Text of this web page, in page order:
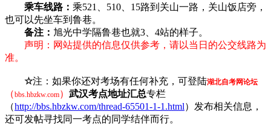
乘车线路： 乘521、510、15路到关山一路，关山饭店旁，
也可以先坐车到鲁巷。
备注： 旭光中学隔鲁巷也就3、4站的样子。
声明：网站提供的信息仅供参考，请以当日的公交线路为
准。
☆注：如果你还对考场有任何补充，可登陆湖北自考网论坛
（bbs.hbzkw.com） 武汉考点地址汇总专栏
（http://bbs.hbzkw.com/thread-65501-1-1.html）发布相关信息，
还可发帖寻找同一考点的同学结伴而行。